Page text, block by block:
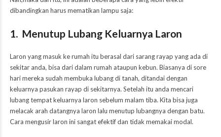
dibandingkan harus mematikan lampu saja:
1. Menutup Lubang Keluarnya Laron
Laron yang masuk ke rumah itu berasal dari sarang rayap yang ada di
sekitar anda, bisa dari dalam rumah ataupun kebun. Biasanya di sore
hari mereka sudah membuka lubang di tanah, ditandai dengan
keluarnya pasukan rayap di sekitarnya. Setelah itu anda mencari
lubang tempat keluarnya laron sebelum malam tiba. Kita bisa juga
melacak arah datangnya laron lalu menutup lubangnya dengan batu.
Cara mengusir laron ini sangat efektif dan tidak memakai modal.